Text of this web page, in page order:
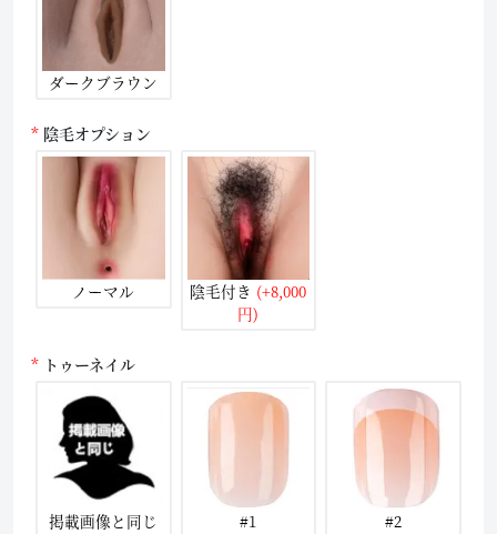
ダークブラウン
陰毛オプション
ノーマル 陰毛付き (+8,000
円)
トゥーネイル
掲載画像と同じ #1 #2